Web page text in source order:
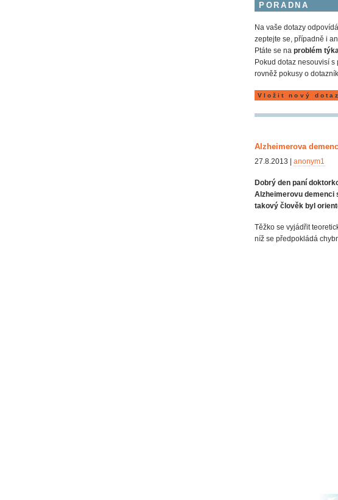
PORADNA
Na vaše dotazy
zeptejte se, případně i
Ptáte se na problém
Pokud dotaz nesouvisí
rovněž pokusy o
Vložit nový dotaz
Alzheimerova
27.8.2013 | anonym1
Dobrý den paní
Alzheimerovu demenci
takový člověk byl
Těžko se vyjádřit
níž se předpokládá